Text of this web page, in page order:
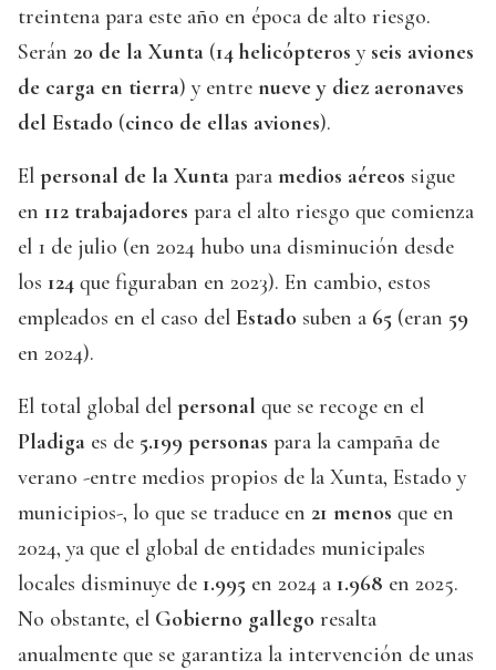
treintena para este año en época de alto riesgo.
Serán 20 de la Xunta (14 helicópteros y seis aviones
de carga en tierra) y entre nueve y diez aeronaves
del Estado (cinco de ellas aviones).
El personal de la Xunta para medios aéreos sigue
en 112 trabajadores para el alto riesgo que comienza
el 1 de julio (en 2024 hubo una disminución desde
los 124 que figuraban en 2023). En cambio, estos
empleados en el caso del Estado suben a 65 (eran 59
en 2024).
El total global del personal que se recoge en el
Pladiga es de 5.199 personas para la campaña de
verano -entre medios propios de la Xunta, Estado y
municipios-, lo que se traduce en 21 menos que en
2024, ya que el global de entidades municipales
locales disminuye de 1.995 en 2024 a 1.968 en 2025.
No obstante, el Gobierno gallego resalta
anualmente que se garantiza la intervención de unas